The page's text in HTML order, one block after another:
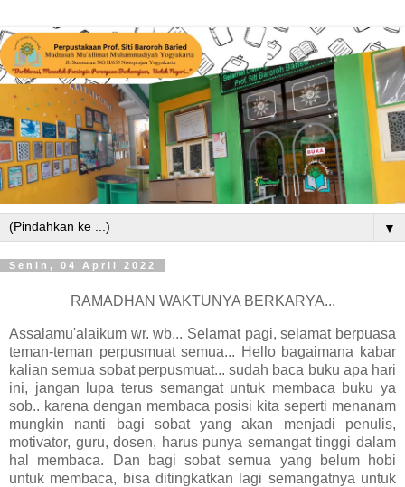
▼
Senin, 04 April 2022
RAMADHAN WAKTUNYA BERKARYA...
Assalamu'alaikum wr. wb... Selamat pagi, selamat berpuasa
teman-teman perpusmuat semua... Hello bagaimana kabar
kalian semua sobat perpusmuat... sudah baca buku apa hari
ini, jangan lupa terus semangat untuk membaca buku ya
sob.. karena dengan membaca posisi kita seperti menanam
mungkin nanti bagi sobat yang akan menjadi penulis,
motivator, guru, dosen, harus punya semangat tinggi dalam
hal membaca. Dan bagi sobat semua yang belum hobi
untuk membaca, bisa ditingkatkan lagi semangatnya untuk